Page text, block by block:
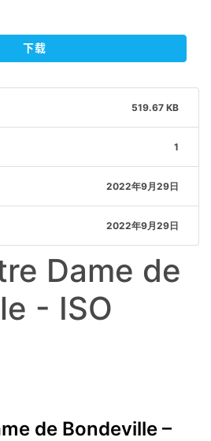
下载
519.67 KB
1
2022年9月29日
2022年9月29日
Dame de
- ISO
de Bondeville –